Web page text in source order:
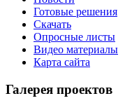
Готовые решения
Скачать
Опросные листы
Видео материалы
Карта сайта
Галерея проектов